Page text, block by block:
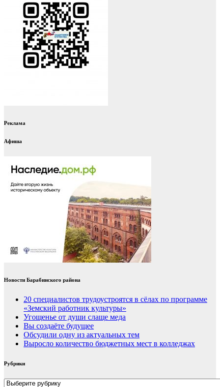
Реклама
Афиша
Новости Барабинского района
20 специалистов трудоустроятся в сёлах по программе
«Земский работник культуры»
Угощенье от души слаще меда
Вы создаёте будущее
Обсудили одну из актуальных тем
Выросло количество бюджетных мест в колледжах
Рубрики
Рубрики